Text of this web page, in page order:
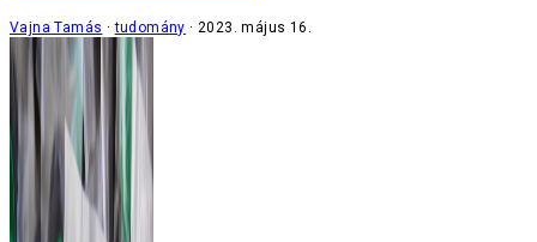
Vajna Tamás tudomány 2023. május 16.